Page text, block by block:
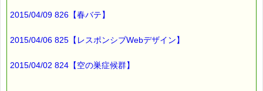
2015/04/09 826【春バテ】
2015/04/06 825【レスポンシブWebデザイン】
2015/04/02 824【空の巣症候群】